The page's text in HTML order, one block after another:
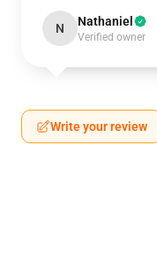
N Nathaniel
Verified owner
Write your review